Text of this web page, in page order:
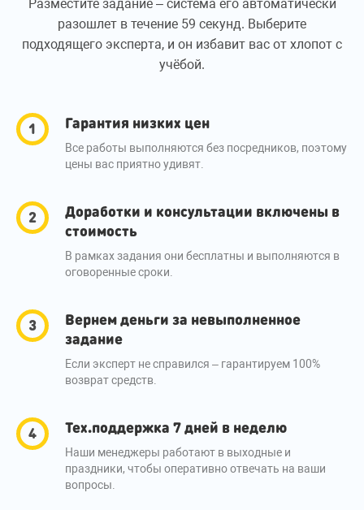
Разместите задание – система его автоматически
разошлет в течение 59 секунд. Выберите
подходящего эксперта, и он избавит вас от хлопот с
учёбой.
Гарантия низких цен
Все работы выполняются без посредников, поэтому
цены вас приятно удивят.
Доработки и консультации включены в
стоимость
В рамках задания они бесплатны и выполняются в
оговоренные сроки.
Вернем деньги за невыполненное
задание
Если эксперт не справился – гарантируем 100%
возврат средств.
Тех.поддержка 7 дней в неделю
Наши менеджеры работают в выходные и
праздники, чтобы оперативно отвечать на ваши
вопросы.